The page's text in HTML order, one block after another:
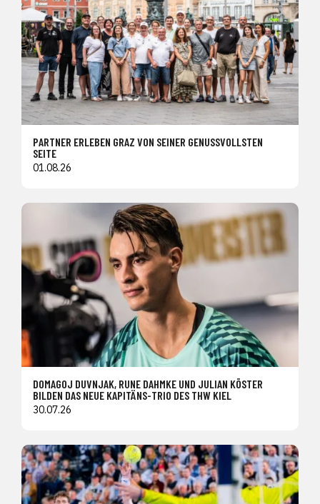
PARTNER ERLEBEN GRAZ VON SEINER GENUSSVOLLSTEN
SEITE
01.08.26
DOMAGOJ DUVNJAK, RUNE DAHMKE UND JULIAN KÖSTER
BILDEN DAS NEUE KAPITÄNS-TRIO DES THW KIEL
30.07.26